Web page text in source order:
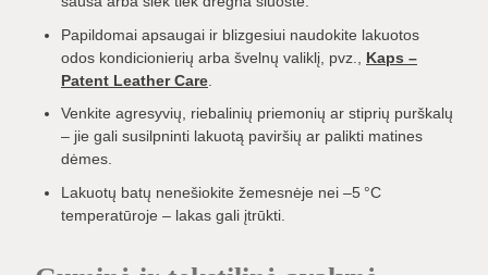
Papildomai apsaugai ir blizgesiui naudokite lakuotos
odos kondicionierių arba švelnų valiklį, pvz., Kaps –
Patent Leather Care
Venkite agresyvių, riebalinių priemonių ar stiprių purškalų
– jie gali susilpninti lakuotą paviršių ar palikti matines
dėmes.
Lakuotų batų nenešiokite žemesnėje nei –5 °C
temperatūroje – lakas gali įtrūkti.